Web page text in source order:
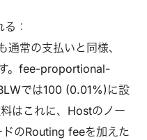
：
常の支払いと同様、
。fee-proportional-
では100 (0.01%)に設
はこれに、Hostのノー
ドのRouting feeを加えた